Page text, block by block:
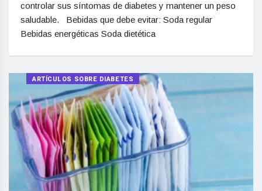
controlar sus síntomas de diabetes y mantener un peso
saludable. Bebidas que debe evitar: Soda regular
Bebidas energéticas Soda dietética
ARTÍCULOS SOBRE DIABETES